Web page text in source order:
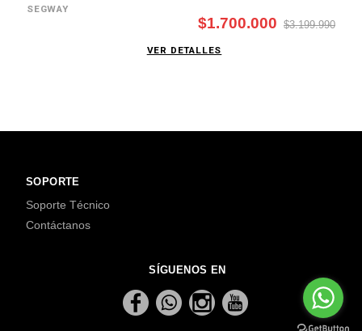
SEGWAY
$1.700.000 $3.199.990
VER DETALLES
SOPORTE
Soporte Técnico
Contáctanos
SÍGUENOS EN